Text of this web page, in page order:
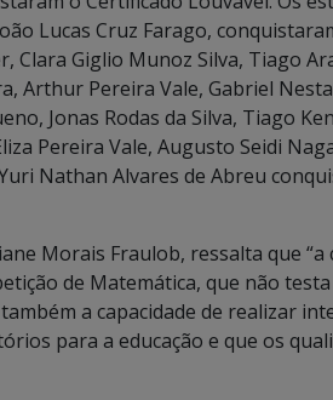
Lucas Cruz Farago,
Clara Giglio Munoz Silva, Tiago
Arthur Pereira Vale, Gabriel
Jonas Rodas da Silva, Tiago
Pereira Vale, Augusto Seidi
Nathan Alvares de Abreu
Morais Fraulob, ressalta que “a
de Matemática, que não
a capacidade de realizar
para a educação e que os